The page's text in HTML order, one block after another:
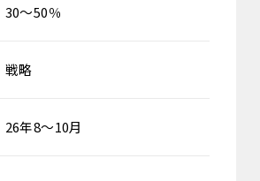
30～50％
戦略
26年8～10月